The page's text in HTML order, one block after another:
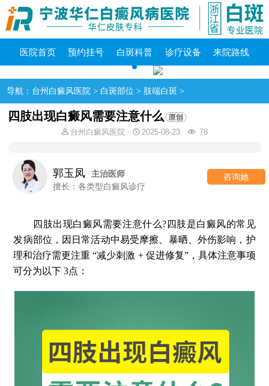
医院首页 预约挂号 白斑科普 诊疗设备 来院路线
导航： 台州白癜风医院 > 白斑部位 > 肢端白斑 >
四肢出现白癜风需要注意什么
台州白癜风医院 2025-08-23 78
郭玉凤
主治医师
擅长：各类型白癜风诊疗
咨询她
四肢出现白癜风需要注意什么?四肢是白癜风的常见
发病部位，因日常活动中易受摩擦、暴晒、外伤影响，护
理和治疗需更注重 “减少刺激 + 促进修复”，具体注意事项
可分为以下 3点：